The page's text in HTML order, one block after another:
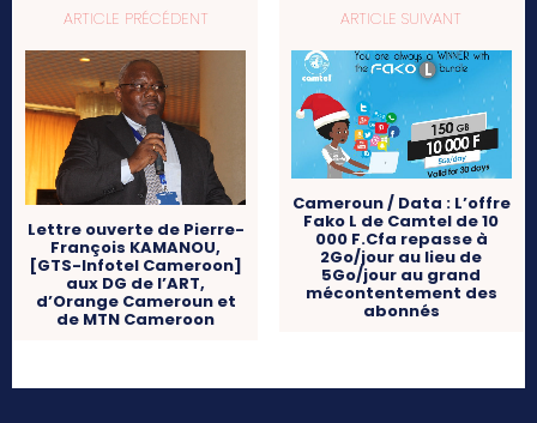
ARTICLE PRÉCÉDENT
Lettre ouverte de Pierre-
François KAMANOU,
[GTS-Infotel Cameroon]
aux DG de l’ART,
d’Orange Cameroun et
de MTN Cameroon
ARTICLE SUIVANT
Cameroun / Data : L’offre
Fako L de Camtel de 10
000 F.Cfa repasse à
2Go/jour au lieu de
5Go/jour au grand
mécontentement des
abonnés